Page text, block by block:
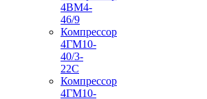
4ВМ4-
46/9
Компрессор
4ГМ10-
40/3-
22С
Компрессор
4ГМ10-